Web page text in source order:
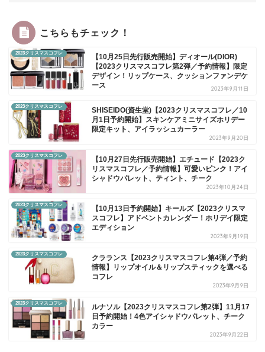
こちらもチェック！
2023クリスマスコフレ
【10月25日先行販売開始】ディオール(DIOR)
【2023クリスマスコフレ第2弾／予約情報】限定
デザイン！リップケース、クッションファンデケ
ース
2023年9月11日
2023クリスマスコフレ
SHISEIDO(資生堂)【2023クリスマスコフレ／10
月1日予約開始】スキンケアミニサイズホリデー
限定キット、アイラッシュカーラー
2023年9月20日
2023クリスマスコフレ
【10月27日先行販売開始】エチュード【2023ク
リスマスコフレ／予約情報】可愛いピンク！アイ
シャドウパレット、ティント、チーク
2023年10月24日
2023クリスマスコフレ
【10月13日予約開始】キールズ【2023クリスマ
スコフレ】アドベントカレンダー！ホリデイ限定
エディション
2023年9月19日
2023クリスマスコフレ
クラランス【2023クリスマスコフレ第4弾／予約
情報】リップオイル＆リップスティックを選べる
コフレ
2023年9月9日
2023クリスマスコフレ
ルナソル【2023クリスマスコフレ第2弾】11月17
日予約開始！4色アイシャドウパレット、チーク
カラー
2023年9月22日